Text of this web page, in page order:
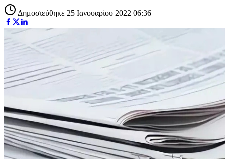
Δημοσιεύθηκε 25 Ιανουαρίου 2022 06:36